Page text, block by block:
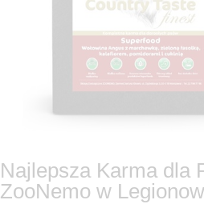
Najlepsza Karma dla
ZooNemo w